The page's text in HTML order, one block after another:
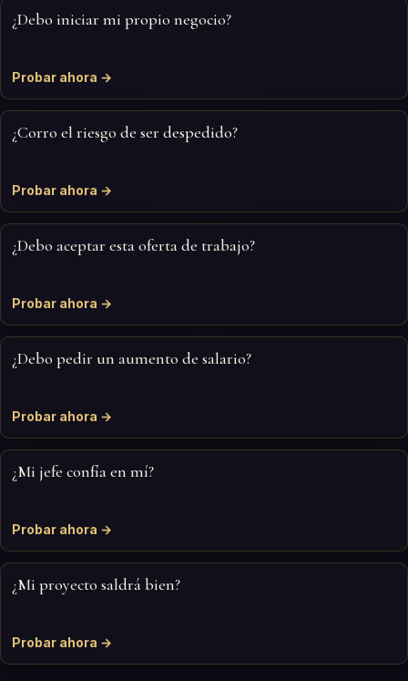
¿Debo iniciar mi propio negocio?
Probar ahora →
¿Corro el riesgo de ser despedido?
Probar ahora →
¿Debo aceptar esta oferta de trabajo?
Probar ahora →
¿Debo pedir un aumento de salario?
Probar ahora →
¿Mi jefe confía en mí?
Probar ahora →
¿Mi proyecto saldrá bien?
Probar ahora →